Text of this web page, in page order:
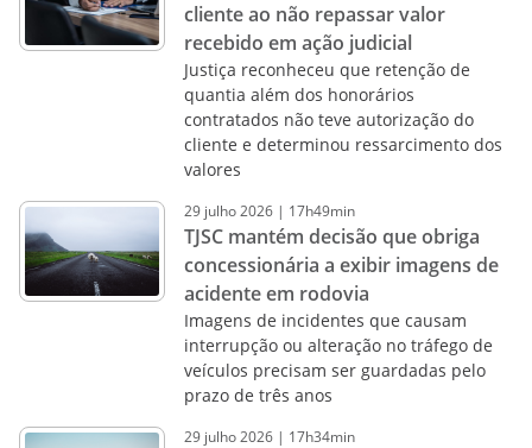
cliente ao não repassar valor
recebido em ação judicial
Justiça reconheceu que retenção de
quantia além dos honorários
contratados não teve autorização do
cliente e determinou ressarcimento dos
valores
29 julho2026 | 17h49min
TJSC mantém decisão que obriga
concessionária a exibir imagens de
acidente em rodovia
Imagens de incidentes que causam
interrupção ou alteração no tráfego de
veículos precisam ser guardadas pelo
prazo de três anos
29 julho2026 | 17h34min